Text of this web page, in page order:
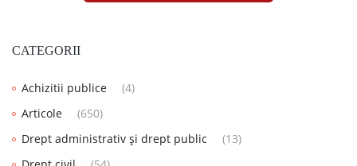
CATEGORII
Achizitii publice
(4)
Articole
(650)
Drept administrativ și drept public
(13)